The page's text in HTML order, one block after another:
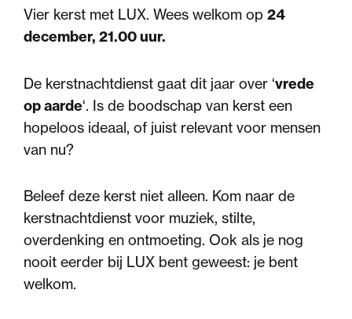
Vier kerst met LUX. Wees welkom op 24
december, 21.00 uur.
De kerstnachtdienst gaat dit jaar over ‘vrede
op aarde‘. Is de boodschap van kerst een
hopeloos ideaal, of juist relevant voor mensen
van nu?
Beleef deze kerst niet alleen. Kom naar de
kerstnachtdienst voor muziek, stilte,
overdenking en ontmoeting. Ook als je nog
nooit eerder bij LUX bent geweest: je bent
welkom.